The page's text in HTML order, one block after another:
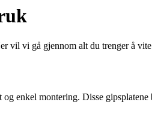
vil vi gå gjennom alt du trenger å
montering. Disse gipsplatene